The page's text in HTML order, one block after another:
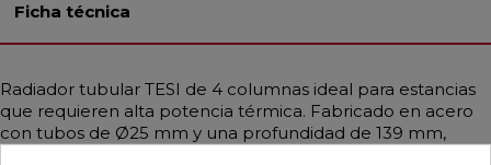
Ficha técnica
Radiador tubular TESI de 4 columnas ideal para estancias
que requieren alta potencia térmica. Fabricado en acero
con tubos de Ø25 mm y una profundidad de 139 mm,